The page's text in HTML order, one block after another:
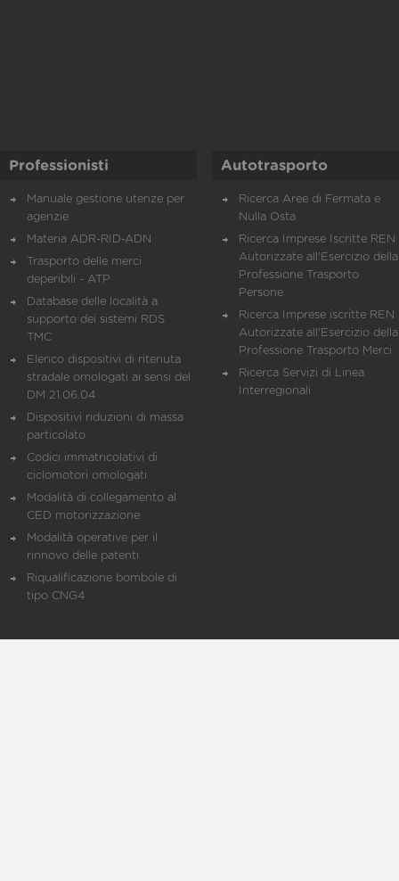
Professionisti
Manuale gestione utenze per
agenzie
Materia ADR-RID-ADN
Trasporto delle merci
deperibili - ATP
Database delle località a
supporto dei sistemi RDS
TMC
Elenco dispositivi di ritenuta
stradale omologati ai sensi del
DM 21.06.04
Dispositivi riduzioni di massa
particolato
Codici immatricolativi di
ciclomotori omologati
Modalità di collegamento al
CED motorizzazione
Modalità operative per il
rinnovo delle patenti
Riqualificazione bombole di
tipo CNG4
Autotrasporto
Ricerca Aree di Fermata e
Nulla Osta
Ricerca Imprese Iscritte REN
Autorizzate all'Esercizio della
Professione Trasporto
Persone
Ricerca Imprese iscritte REN
Autorizzate all'Esercizio della
Professione Trasporto Merci
Ricerca Servizi di Linea
Interregionali